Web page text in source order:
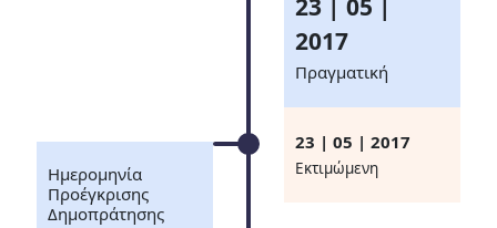
23 | 05 |
2017
Πραγματική
23 | 05 | 2017
Eκτιμώμενη
Ημερομηνία
Προέγκρισης
Δημοπράτησης